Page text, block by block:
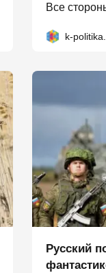
Все
k-
Русский